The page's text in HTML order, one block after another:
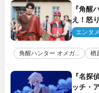
『角醒
え！怒
がハン
エンタメ
角醒ハンター オメガ... 楢
『名探
ッチ・